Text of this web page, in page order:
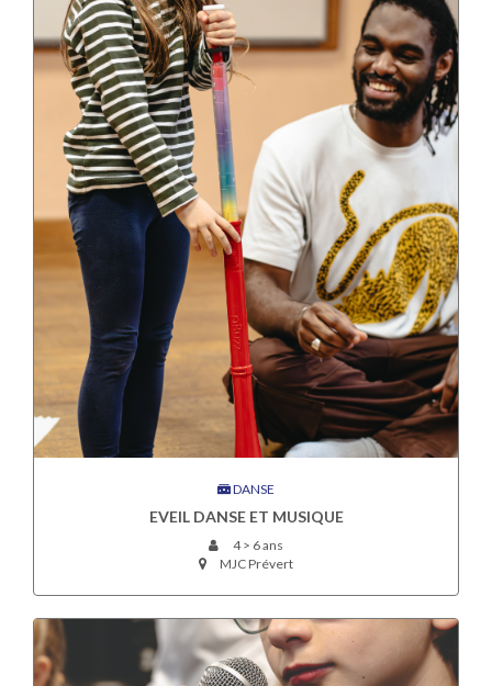
DANSE
EVEIL DANSE ET MUSIQUE
4 > 6 ans
MJC Prévert